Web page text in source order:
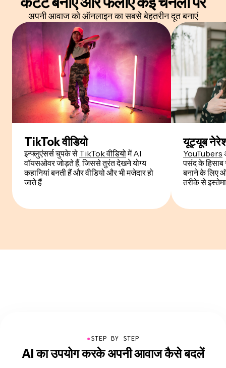
अपनी आवाज को ऑनलाइन का सबसे बेहतरीन दूत बनाएं
TikTok वीडियो
इन्फ्लुएंसर्स चुपके से TikTok वीडियोमें AI
वॉयसओवर जोड़ते हैं, जिससे तुरंत देखने योग्य
कहानियां बनती हैं और वीडियो और भी मजेदार हो
जाते हैं
यूट्यूब
YouTubers
पसंद के
बनाने के लिए
तरीके से
●STEP BY STEP
AI का उपयोग करके अपनी आवाज कैसे बदलें